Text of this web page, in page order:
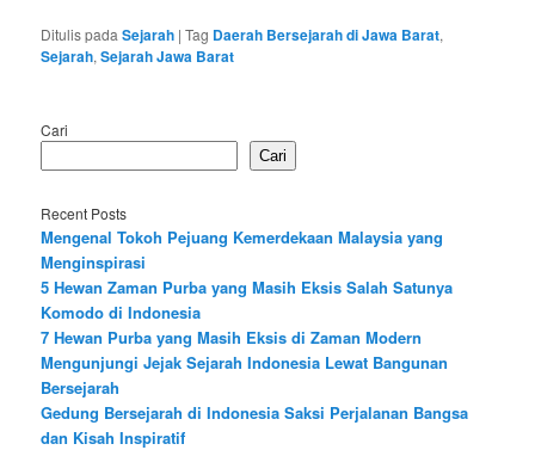
Ditulis pada Sejarah |Tag Daerah Bersejarah di Jawa Barat,
Sejarah,Sejarah Jawa Barat
Cari
Cari
Recent Posts
Mengenal Tokoh Pejuang Kemerdekaan Malaysia yang
Menginspirasi
5 Hewan Zaman Purba yang Masih Eksis Salah Satunya
Komodo di Indonesia
7 Hewan Purba yang Masih Eksis di Zaman Modern
Mengunjungi Jejak Sejarah Indonesia Lewat Bangunan
Bersejarah
Gedung Bersejarah di Indonesia Saksi Perjalanan Bangsa
dan Kisah Inspiratif